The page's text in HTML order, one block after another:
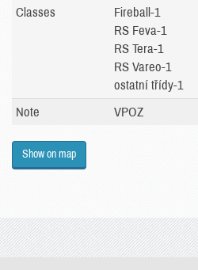
Classes
Fireball-1
RS Feva-1
RS Tera-1
RS Vareo-1
ostatní třídy-1
Note
VPOZ
Show on map